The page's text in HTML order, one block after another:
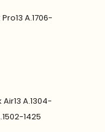
A.1706-
A.1304-
1425